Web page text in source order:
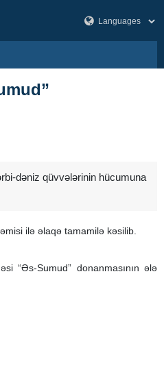
dəniz qüvvələrinin hücumuna
ilə əlaqə tamamilə kəsilib.
“Əs-Sumud” donanmasının ələ